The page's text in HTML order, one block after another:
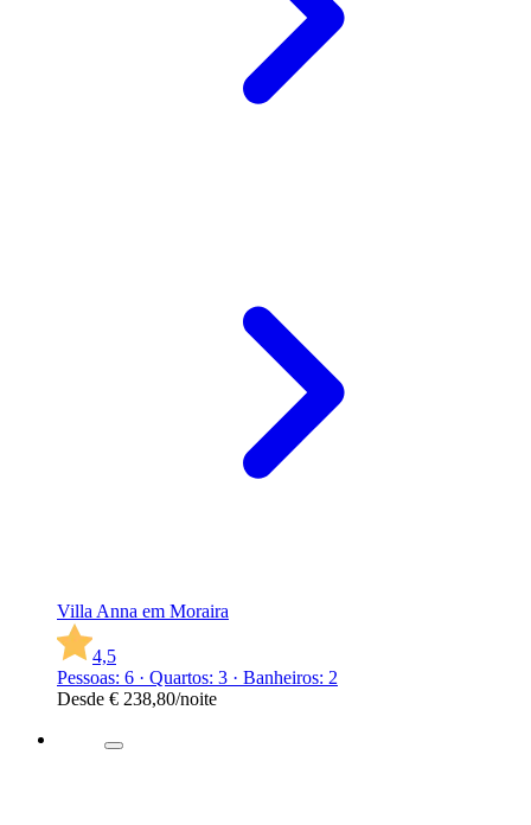
Villa Anna em Moraira
4,5
Pessoas: 6 · Quartos: 3 · Banheiros: 2
Desde € 238,80/noite